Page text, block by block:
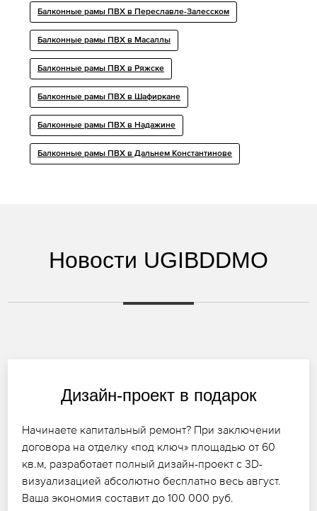
Балконные рамы ПВХ в Переславле-Залесском
Балконные рамы ПВХ в Масаллы
Балконные рамы ПВХ в Ряжске
Балконные рамы ПВХ в Шафиркане
Балконные рамы ПВХ в Надажине
Балконные рамы ПВХ в Дальнем Константинове
Новости UGIBDDMO
Дизайн-проект в подарок
Начинаете капитальный ремонт? При заключении
договора на отделку «под ключ» площадью от 60
кв.м, разработает полный дизайн-проект с 3D-
визуализацией абсолютно бесплатно весь август.
Ваша экономия составит до 100 000 руб.